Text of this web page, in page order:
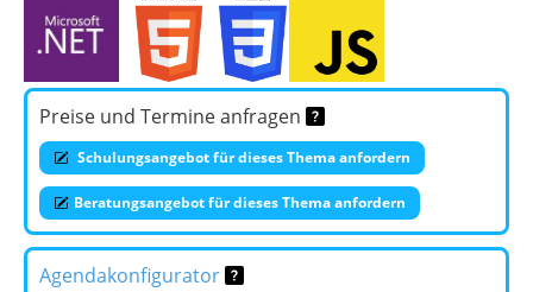
Preise und Termine anfragen
Schulungsangebot für dieses Thema anfordern
Beratungsangebot für dieses Thema anfordern
Agendakonfigurator